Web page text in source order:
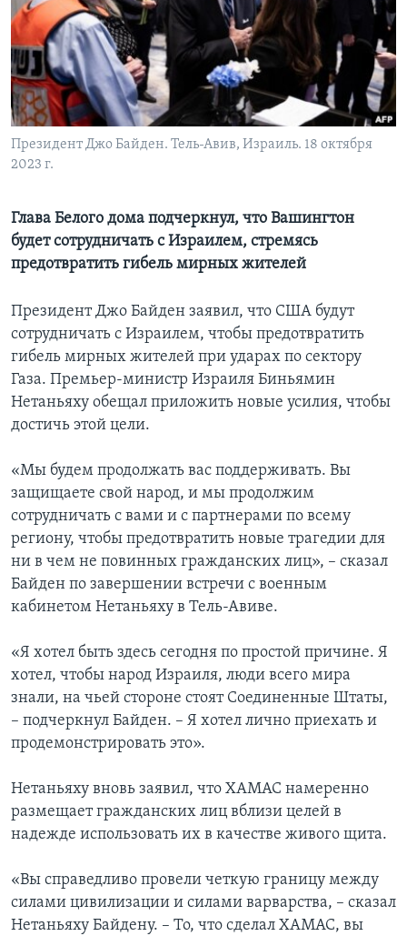
Learning English
СОЦИАЛЬНЫЕ СЕТИ
Языки
Президент Джо Байден. Тель-Авив, Израиль. 18 октября
2023 г.
Глава Белого дома подчеркнул, что Вашингтон
будет сотрудничать с Израилем, стремясь
предотвратить гибель мирных жителей
Президент Джо Байден заявил, что США будут
сотрудничать с Израилем, чтобы предотвратить
гибель мирных жителей при ударах по сектору
Газа. Премьер-министр Израиля Биньямин
Нетаньяху обещал приложить новые усилия, чтобы
достичь этой цели.
«Мы будем продолжать вас поддерживать. Вы
защищаете свой народ, и мы продолжим
сотрудничать с вами и с партнерами по всему
региону, чтобы предотвратить новые трагедии для
ни в чем не повинных гражданских лиц», – сказал
Байден по завершении встречи с военным
кабинетом Нетаньяху в Тель-Авиве.
«Я хотел быть здесь сегодня по простой причине. Я
хотел, чтобы народ Израиля, люди всего мира
знали, на чьей стороне стоят Соединенные Штаты,
– подчеркнул Байден. – Я хотел лично приехать и
продемонстрировать это».
Нетаньяху вновь заявил, что ХАМАС намеренно
размещает гражданских лиц вблизи целей в
надежде использовать их в качестве живого щита.
«Вы справедливо провели четкую границу между
силами цивилизации и силами варварства, – сказал
Нетаньяху Байдену. – То, что сделал ХАМАС, вы